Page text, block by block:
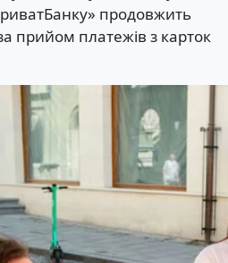
продовжить
прийом платежів з карток